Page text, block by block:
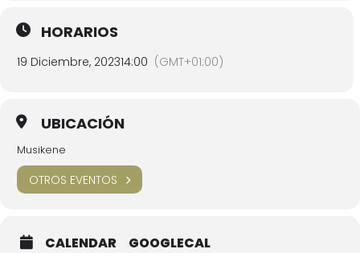
HORARIOS
19 Diciembre, 202314:00 (GMT+01:00)
UBICACIÓN
Musikene
OTROS EVENTOS
CALENDAR GOOGLECAL